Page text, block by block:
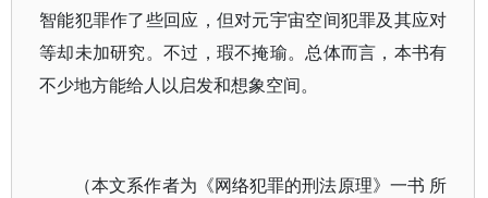
智能犯罪作了些回应，但对元宇宙空间犯罪及其应对
等却未加研究。不过，瑕不掩瑜。总体而言，本书有
不少地方能给人以启发和想象空间。
（本文系作者为《网络犯罪的刑法原理》一书 所